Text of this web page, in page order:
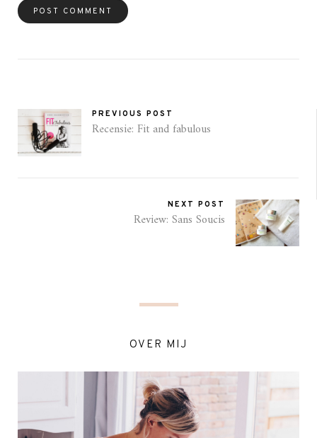
PREVIOUS POST
Recensie: Fit and fabulous
NEXT POST
Review: Sans Soucis
OVER MIJ